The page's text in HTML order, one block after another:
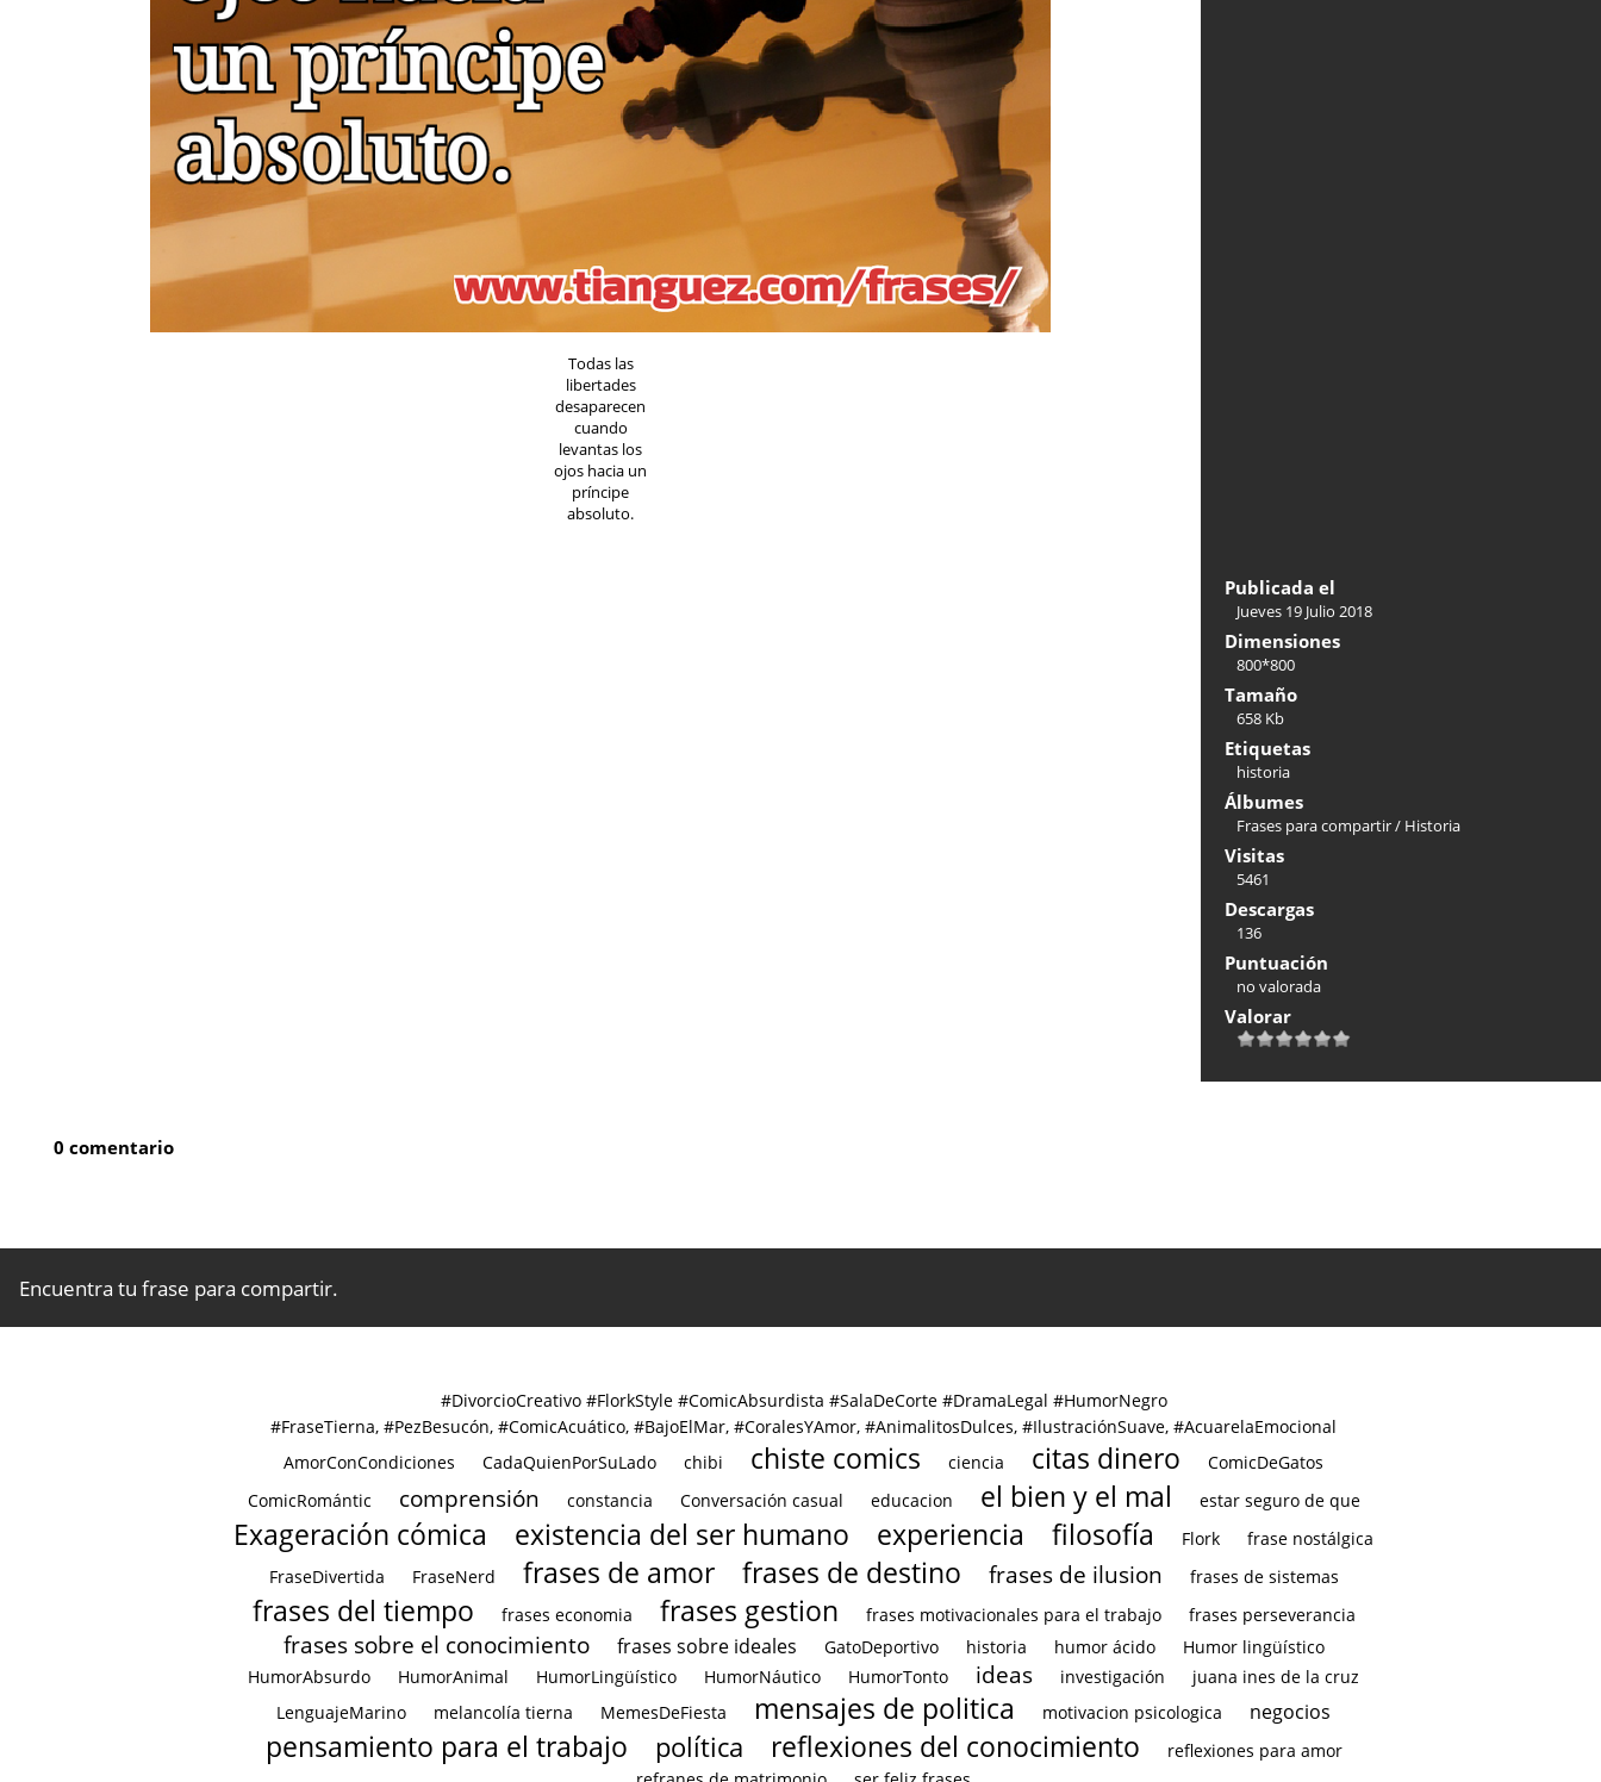
Todas las
libertades
desaparecen
cuando
levantas los
ojos hacia un
príncipe
absoluto.
Publicada el
Jueves 19 Julio 2018
Dimensiones
800*800
Tamaño
658 Kb
Etiquetas
historia
Álbumes
Frases para compartir/ Historia
Visitas
5461
Descargas
136
Puntuación
no valorada
Valorar
0 comentario
Encuentra tu frase para compartir.
#DivorcioCreativo #FlorkStyle #ComicAbsurdista #SalaDeCorte #DramaLegal #HumorNegro
#FraseTierna, #PezBesucón, #ComicAcuático, #BajoElMar, #CoralesYAmor, #AnimalitosDulces, #IlustraciónSuave, #AcuarelaEmocional
AmorConCondiciones
CadaQuienPorSuLado chibi chiste comics ciencia citas dinero
ComicDeGatos
ComicRomántic
comprensión constancia Conversación casual educacion el bien y el mal estar seguro de que
Exageración cómica existencia del ser humano experiencia filosofía Flork
frase nostálgica
FraseDivertida
FraseNerd frases de amor frases de destino frases de ilusion frases de sistemas
frases del tiempo frases economia frases gestion frases motivacionales para el trabajo frases perseverancia
frases sobre el conocimiento frases sobre ideales GatoDeportivo historia humor ácido
Humor lingüístico
HumorAbsurdo
HumorAnimal HumorLingüístico HumorNáutico HumorTonto ideas investigación
juana ines de la cruz
LenguajeMarino
melancolía tierna MemesDeFiesta mensajes de politica motivacion psicologica negocios
pensamiento para el trabajo política reflexiones del conocimiento
reflexiones para amor